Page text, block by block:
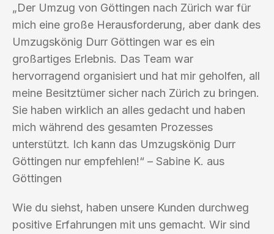
„Der Umzug von Göttingen nach Zürich war für
mich eine große Herausforderung, aber dank des
Umzugskönig Durr Göttingen war es ein
großartiges Erlebnis. Das Team war
hervorragend organisiert und hat mir geholfen, all
meine Besitztümer sicher nach Zürich zu bringen.
Sie haben wirklich an alles gedacht und haben
mich während des gesamten Prozesses
unterstützt. Ich kann das Umzugskönig Durr
Göttingen nur empfehlen!“ – Sabine K. aus
Göttingen
Wie du siehst, haben unsere Kunden durchweg
positive Erfahrungen mit uns gemacht. Wir sind